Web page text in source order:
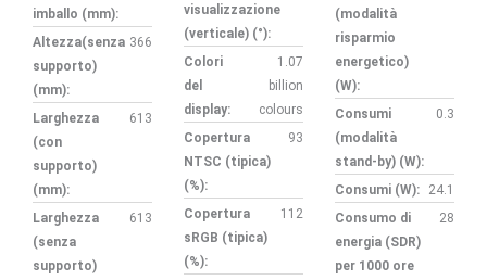
imballo (mm):
Altezza(senza
supporto)
(mm):
366
Larghezza
(con
supporto)
(mm):
613
Larghezza
(senza
supporto)
613
visualizzazione
(verticale) (°):
Colori
del
display:
1.07
billion
colours
Copertura
NTSC (tipica)
(%):
93
Copertura
sRGB (tipica)
(%):
112
(modalità
risparmio
energetico)
(W):
Consumi
(modalità
stand-by) (W):
0.3
Consumi (W):
24.1
Consumo di
energia (SDR)
per 1000 ore
28